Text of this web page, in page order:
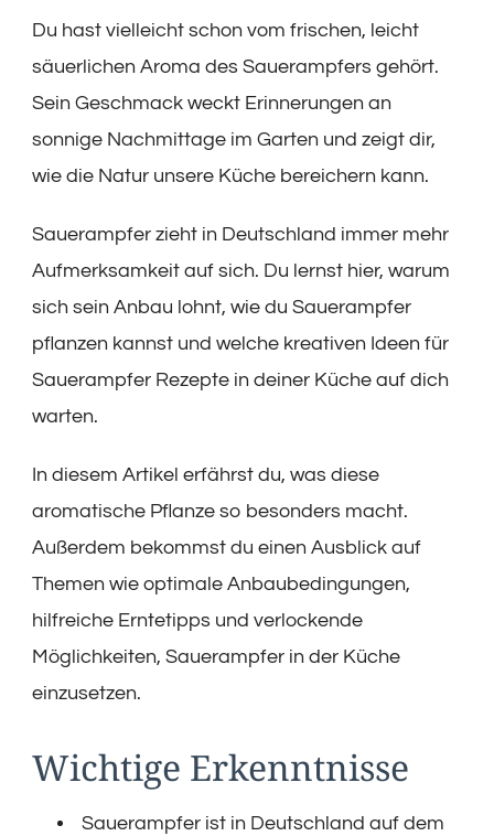
und
gesundheitliche
Du hast vielleicht schon vom frischen, leicht
säuerlichen Aroma des Sauerampfers gehört.
Sein Geschmack weckt Erinnerungen an
sonnige Nachmittage im Garten und zeigt dir,
wie die Natur unsere Küche bereichern kann.
Sauerampfer zieht in Deutschland immer mehr
Aufmerksamkeit auf sich. Du lernst hier, warum
sich sein Anbau lohnt, wie du Sauerampfer
pflanzen kannst und welche kreativen Ideen für
Sauerampfer Rezepte in deiner Küche auf dich
warten.
In diesem Artikel erfährst du, was diese
aromatische Pflanze so besonders macht.
Außerdem bekommst du einen Ausblick auf
Themen wie optimale Anbaubedingungen,
hilfreiche Erntetipps und verlockende
Möglichkeiten, Sauerampfer in der Küche
einzusetzen.
Wichtige Erkenntnisse
Sauerampfer ist in Deutschland auf dem